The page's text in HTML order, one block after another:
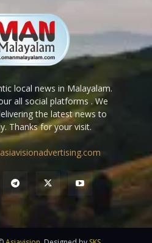
local news in Malayalam.
all social platforms . We
the latest news to
Thanks for your visit.